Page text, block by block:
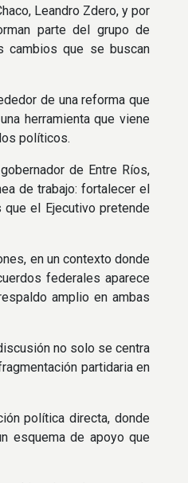
Leandro Zdero, y por
parte del grupo de
cambios que se buscan
de una reforma que
herramienta que viene
políticos.
de Entre Ríos,
de trabajo: fortalecer el
el Ejecutivo pretende
en un contexto donde
federales aparece
amplio en ambas
no solo se centra
partidaria en
política directa, donde
esquema de apoyo que